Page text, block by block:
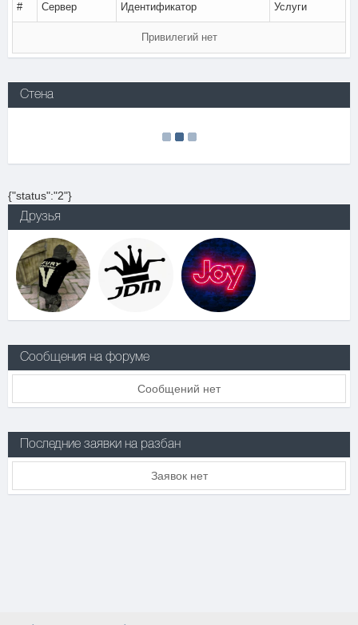
# Сервер Идентификатор Услуги
Привилегий нет
Стена
{"status":"2"}
Друзья
Сообщения на форуме
Сообщений нет
Последние заявки на разбан
Заявок нет